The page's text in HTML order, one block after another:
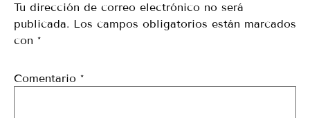
Tu dirección de correo electrónico no será
publicada. Los campos obligatorios están marcados
con *
Comentario *